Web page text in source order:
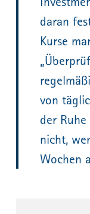
daran
Kurse
von
der
nicht,
Wochen